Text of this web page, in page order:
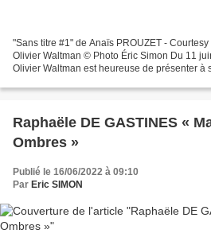
"Sans titre #1" de Anaïs PROUZET -
Olivier Waltman © Photo Éric Simon Du 11
Olivier Waltman est heureuse de présenter à
Raphaële DE GASTINES «
Ombres »
Publié le 16/06/2022 à 09:10
Par Eric SIMON